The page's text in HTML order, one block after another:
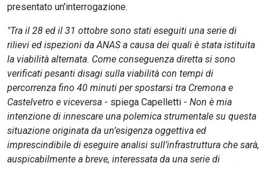
presentato un'interrogazione.
"Tra il 28 ed il 31 ottobre sono stati eseguiti una serie di
rilievi ed ispezioni da ANAS a causa dei quali è stata istituita
la viabilità alternata. Come conseguenza diretta si sono
verificati pesanti disagi sulla viabilità con tempi di
percorrenza fino 40 minuti per spostarsi tra Cremona e
Castelvetro e viceversa - spiega Capelletti - Non è mia
intenzione di innescare una polemica strumentale su questa
situazione originata da un’esigenza oggettiva ed
imprescindibile di eseguire analisi sull’infrastruttura che sarà,
auspicabilmente a breve, interessata da una serie di